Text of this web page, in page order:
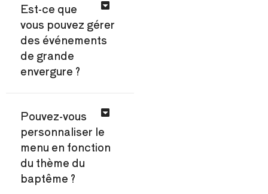
Est-ce que
vous pouvez gérer
des événements
de grande
envergure ?
Pouvez-vous
personnaliser le
menu en fonction
du thème du
baptême ?